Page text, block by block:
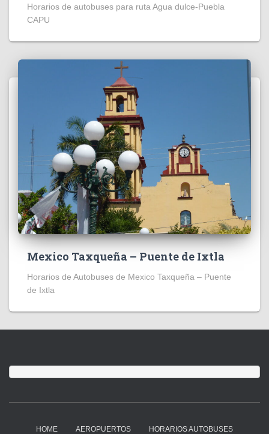
Horarios de autobuses para ruta Agua dulce-Puebla
CAPU
Mexico Taxqueña – Puente de Ixtla
Horarios de Autobuses de Mexico Taxqueña – Puente
de Ixtla
HOME AEROPUERTOS HORARIOS AUTOBUSES